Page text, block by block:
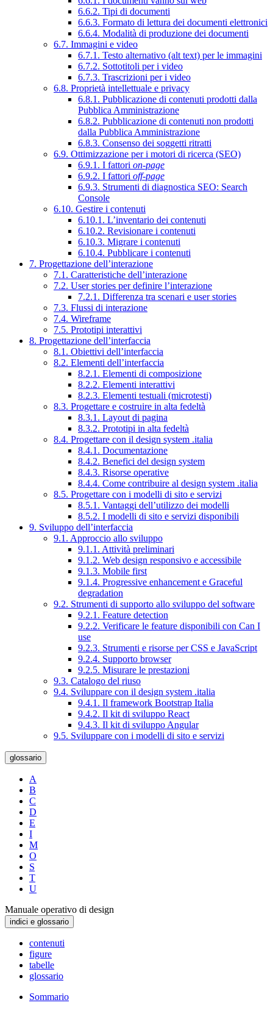
6.6.2. Tipi di documenti
6.6.3. Formato di lettura dei documenti elettronici
6.6.4. Modalità di produzione dei documenti
6.7. Immagini e video
6.7.1. Testo alternativo (alt text) per le immagini
6.7.2. Sottotitoli per i video
6.7.3. Trascrizioni per i video
6.8. Proprietà intellettuale e privacy
6.8.1. Pubblicazione di contenuti prodotti dalla
Pubblica Amministrazione
6.8.2. Pubblicazione di contenuti non prodotti
dalla Pubblica Amministrazione
6.8.3. Consenso dei soggetti ritratti
6.9. Ottimizzazione per i motori di ricerca (SEO)
6.9.1. I fattori on-page
6.9.2. I fattori off-page
6.9.3. Strumenti di diagnostica SEO: Search
Console
6.10. Gestire i contenuti
6.10.1. L’inventario dei contenuti
6.10.2. Revisionare i contenuti
6.10.3. Migrare i contenuti
6.10.4. Pubblicare i contenuti
7. Progettazione dell’interazione
7.1. Caratteristiche dell’interazione
7.2. User stories per definire l’interazione
7.2.1. Differenza tra scenari e user stories
7.3. Flussi di interazione
7.4. Wireframe
7.5. Prototipi interattivi
8. Progettazione dell’interfaccia
8.1. Obiettivi dell’interfaccia
8.2. Elementi dell’interfaccia
8.2.1. Elementi di composizione
8.2.2. Elementi interattivi
8.2.3. Elementi testuali (microtesti)
8.3. Progettare e costruire in alta fedeltà
8.3.1. Layout di pagina
8.3.2. Prototipi in alta fedeltà
8.4. Progettare con il design system .italia
8.4.1. Documentazione
8.4.2. Benefici del design system
8.4.3. Risorse operative
8.4.4. Come contribuire al design system .italia
8.5. Progettare con i modelli di sito e servizi
8.5.1. Vantaggi dell’utilizzo dei modelli
8.5.2. I modelli di sito e servizi disponibili
9. Sviluppo dell’interfaccia
9.1. Approccio allo sviluppo
9.1.1. Attività preliminari
9.1.2. Web design responsivo e accessibile
9.1.3. Mobile first
9.1.4. Progressive enhancement e Graceful
degradation
9.2. Strumenti di supporto allo sviluppo del software
9.2.1. Feature detection
9.2.2. Verificare le feature disponibili con Can I
use
9.2.3. Strumenti e risorse per CSS e JavaScript
9.2.4. Supporto browser
9.2.5. Misurare le prestazioni
9.3. Catalogo del riuso
9.4. Sviluppare con il design system .italia
9.4.1. Il framework Bootstrap Italia
9.4.2. Il kit di sviluppo React
9.4.3. Il kit di sviluppo Angular
9.5. Sviluppare con i modelli di sito e servizi
glossario
A
B
C
D
E
I
M
O
S
T
U
Manuale operativo di design
indici e glossario
contenuti
figure
tabelle
glossario
Sommario